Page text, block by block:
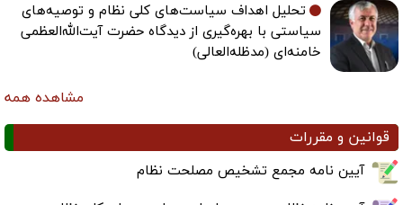
تحلیل اهداف سیاست‌های کلی نظام و توصیه‌های
سیاستی با بهره‌گیری از دیدگاه حضرت آیت‌الله‌العظمی
خامنه‌ای (مدظله‌العالی)
مشاهده همه
قوانین و مقررات
آیین نامه مجمع تشخیص مصلحت نظام